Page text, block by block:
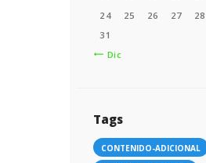
« Dic
24
25 26 27 28
31
Tags
CONTENIDO-ADICIONAL